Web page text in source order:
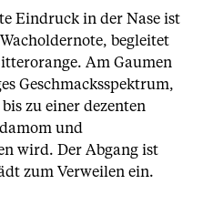
Eindruck in der Nase ist
begleitet
Am Gaumen
Geschmacksspektrum,
zu einer dezenten
und
wird. Der Abgang ist
zum Verweilen ein.